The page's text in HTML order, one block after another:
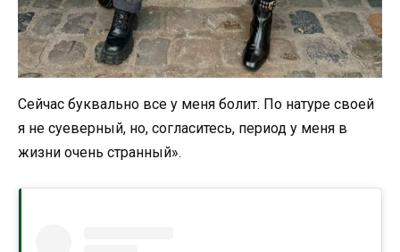
Сейчас буквально все у меня болит. По натуре своей
я не суеверный, но, согласитесь, период у меня в
жизни очень странный».